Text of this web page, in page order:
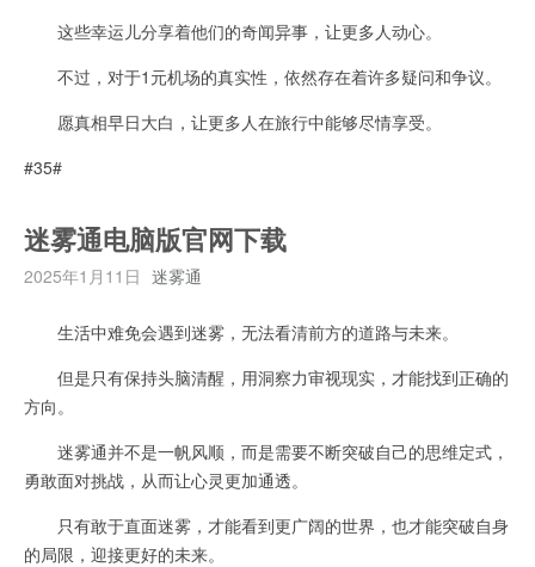
这些幸运儿分享着他们的奇闻异事，让更多人动心。
不过，对于1元机场的真实性，依然存在着许多疑问和争议。
愿真相早日大白，让更多人在旅行中能够尽情享受。
#35#
迷雾通电脑版官网下载
2025年1月11日 迷雾通
生活中难免会遇到迷雾，无法看清前方的道路与未来。
但是只有保持头脑清醒，用洞察力审视现实，才能找到正确的
方向。
迷雾通并不是一帆风顺，而是需要不断突破自己的思维定式，
勇敢面对挑战，从而让心灵更加通透。
只有敢于直面迷雾，才能看到更广阔的世界，也才能突破自身
的局限，迎接更好的未来。